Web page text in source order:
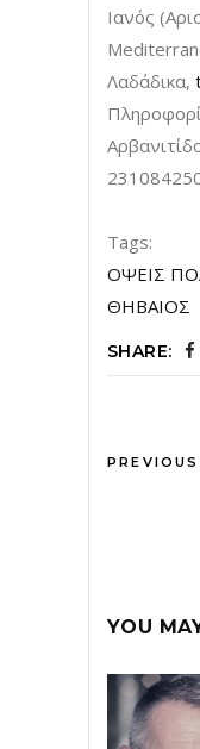
Ιανός
Λαδάδικα,
Tags:
ΟΨΕΙΣ
ΘΗΒΑΙΟΣ
SHARE:
YOU